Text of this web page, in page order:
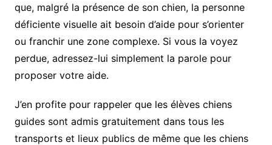
que, malgré la présence de son chien, la personne
déficiente visuelle ait besoin d’aide pour s’orienter
ou franchir une zone complexe. Si vous la voyez
perdue, adressez-lui simplement la parole pour
proposer votre aide.
J’en profite pour rappeler que les élèves chiens
guides sont admis gratuitement dans tous les
transports et lieux publics de même que les chiens